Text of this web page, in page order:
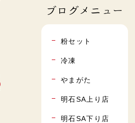
ブログメニュー
粉セット
冷凍
やまがた
明石SA上り店
明石SA下り店